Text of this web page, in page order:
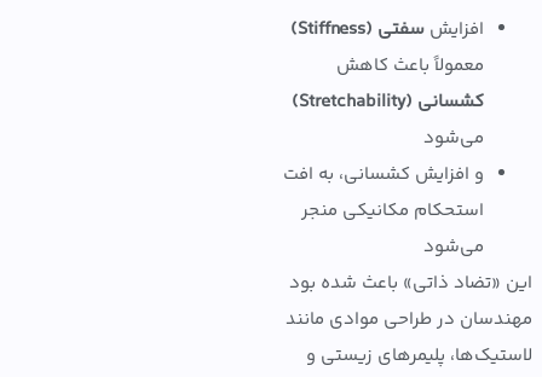
افزایشسفتی (Stiffness)
معمولاً باعث کاهش
کشسانی (Stretchability)
می‌شود
و افزایش کشسانی، به افت
استحکام مکانیکی منجر
می‌شود
ذاتی» باعث شده بود
در طراحی موادی مانند
پلیمرهای زیستی و